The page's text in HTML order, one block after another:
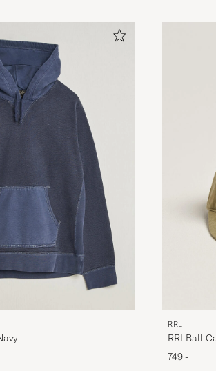
RRL
RRLBall
749,-